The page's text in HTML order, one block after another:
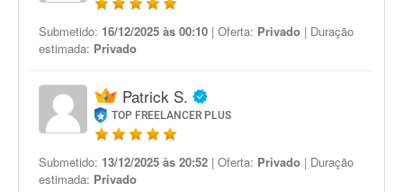
Submetido: 16/12/2025 às 00:10 | Oferta: Privado | Duração
estimada: Privado
Patrick S.
TOP FREELANCER PLUS
Submetido: 13/12/2025 às 20:52 | Oferta: Privado | Duração
estimada: Privado